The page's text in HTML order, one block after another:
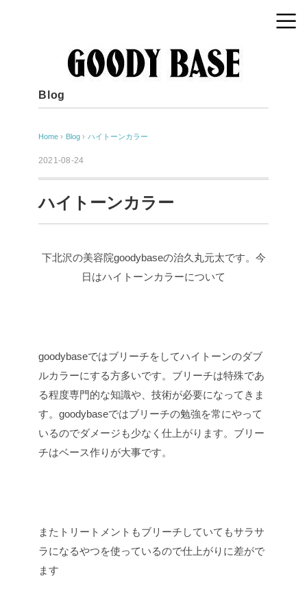
Blog
Home › Blog › ハイトーンカラー
2021-08-24
ハイトーンカラー
下北沢の美容院goodybaseの治久丸元太です。今
日はハイトーンカラーについて
goodybaseではブリーチをしてハイトーンのダブ
ルカラーにする方多いです。ブリーチは特殊であ
る程度専門的な知識や、技術が必要になってきま
す。goodybaseではブリーチの勉強を常にやって
いるのでダメージも少なく仕上がります。ブリー
チはベース作りが大事です。
またトリートメントもブリーチしていてもサラサ
ラになるやつを使っているので仕上がりに差がで
ます